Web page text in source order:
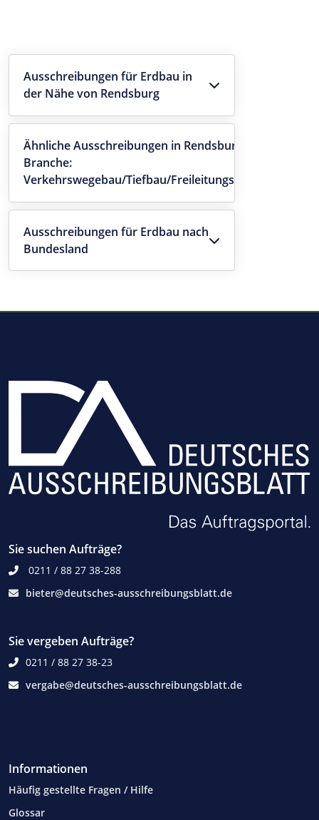
Ausschreibungen für Erdbau in
der Nähe von Rendsburg
Ähnliche Ausschreibungen in Rendsburg -
Branche:
Verkehrswegebau/Tiefbau/Freileitungsbau
Ausschreibungen für Erdbau nach
Bundesland
Sie suchen Aufträge?
0211 / 88 27 38-288
bieter@deutsches-ausschreibungsblatt.de
Sie vergeben Aufträge?
0211 / 88 27 38-23
vergabe@deutsches-ausschreibungsblatt.de
Informationen
Häufig gestellte Fragen / Hilfe
Glossar